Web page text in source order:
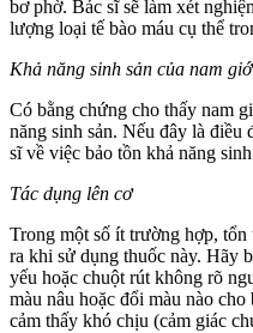
bơ phờ. Bác sĩ sẽ làm xét
lượng loại tế bào máu cụ thể
Khả năng sinh sản của nam
Có bằng chứng cho thấy nam
năng sinh sản. Nếu đây là
sĩ về việc bảo tồn khả năng sinh
Tác dụng lên cơ
Trong một số ít trường hợp,
ra khi sử dụng thuốc này. Hãy
yếu hoặc chuột rút không rõ
màu nâu hoặc đổi màu nào
cảm thấy khó chịu (cảm giác